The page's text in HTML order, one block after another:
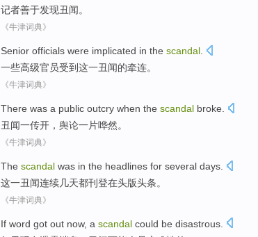
记者善于发现丑闻。
《牛津词典》
Senior officials were implicated in the scandal
一些高级官员受到这一丑闻的牵连。
《牛津词典》
There was a public outcry when the scandal broke.
丑闻一传开， 舆论一片哗然。
《牛津词典》
The scandal was in the headlines for several days.
这一丑闻连续几天都刊登在头版头条。
《牛津词典》
If word got out now, a scandal could be disastrous